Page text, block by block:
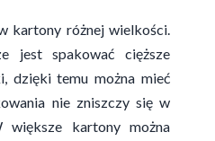
kartony różnej wielkości.
jest spakować cięższe
dzięki temu można mieć
nie zniszczy się w
większe kartony można